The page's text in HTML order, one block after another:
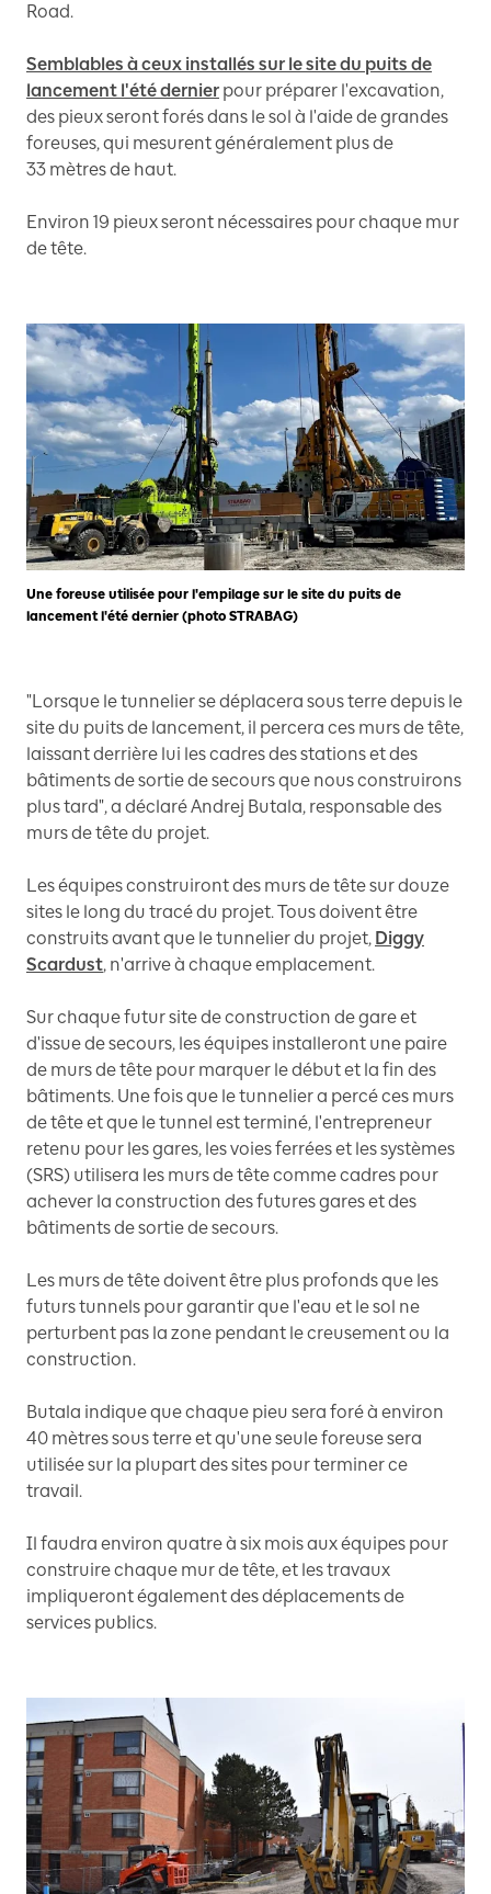
Road.
Semblables à ceux installés sur le site du puits de
lancement l'été dernier pour préparer l'excavation,
des pieux seront forés dans le sol à l'aide de grandes
foreuses, qui mesurent généralement plus de
33 mètres de haut.
Environ 19 pieux seront nécessaires pour chaque mur
de tête.
Une foreuse utilisée pour l'empilage sur le site du puits de
lancement l'été dernier (photo STRABAG)
"Lorsque le tunnelier se déplacera sous terre depuis le
site du puits de lancement, il percera ces murs de tête,
laissant derrière lui les cadres des stations et des
bâtiments de sortie de secours que nous construirons
plus tard", a déclaré Andrej Butala, responsable des
murs de tête du projet.
Les équipes construiront des murs de tête sur douze
sites le long du tracé du projet. Tous doivent être
construits avant que le tunnelier du projet, Diggy
Scardust, n'arrive à chaque emplacement.
Sur chaque futur site de construction de gare et
d'issue de secours, les équipes installeront une paire
de murs de tête pour marquer le début et la fin des
bâtiments. Une fois que le tunnelier a percé ces murs
de tête et que le tunnel est terminé, l'entrepreneur
retenu pour les gares, les voies ferrées et les systèmes
(SRS) utilisera les murs de tête comme cadres pour
achever la construction des futures gares et des
bâtiments de sortie de secours.
Les murs de tête doivent être plus profonds que les
futurs tunnels pour garantir que l'eau et le sol ne
perturbent pas la zone pendant le creusement ou la
construction.
Butala indique que chaque pieu sera foré à environ
40 mètres sous terre et qu'une seule foreuse sera
utilisée sur la plupart des sites pour terminer ce
travail.
Il faudra environ quatre à six mois aux équipes pour
construire chaque mur de tête, et les travaux
impliqueront également des déplacements de
services publics.